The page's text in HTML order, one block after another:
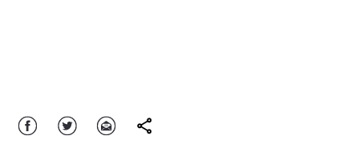
Facebook Twitter Correo comparte